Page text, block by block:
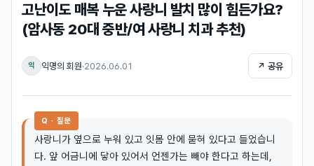
고난이도 매복 누운 사랑니 발치 많이 힘든가요?
(암사동 20대 중반/여 사랑니 치과 추천)
익 익명의 회원·2026.06.01 ↗ 공유
Q · 질문
사랑니가 옆으로 누워 있고 잇몸 안에 묻혀 있다고 들었습니
다. 앞 어금니에 닿아 있어서 언젠가는 빼야 한다고 하는데,